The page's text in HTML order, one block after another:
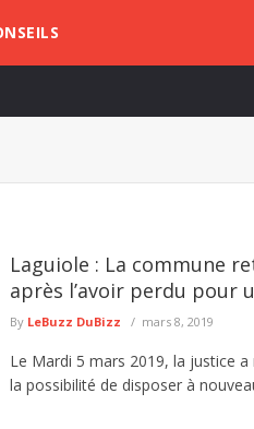
Laguiole : La commune
après l’avoir perdu pour
By LeBuzz DuBizz mars 8, 2019
Le Mardi 5 mars 2019, la justice
la possibilité de disposer à